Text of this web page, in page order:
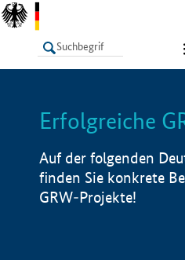
LISTE
Erfolgreiche
Auf der folgenden
finden Sie konkrete
GRW-Projekte!